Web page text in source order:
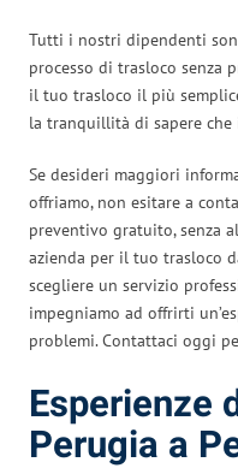
Tutti i nostri dipendenti
processo di trasloco senza
il tuo trasloco il più
la tranquillità di sapere
Se desideri maggiori
offriamo, non esitare a
preventivo gratuito, senza
azienda per il tuo trasloco
scegliere un servizio
impegniamo ad offrirti
problemi. Contattaci oggi
Esperienze
Perugia a